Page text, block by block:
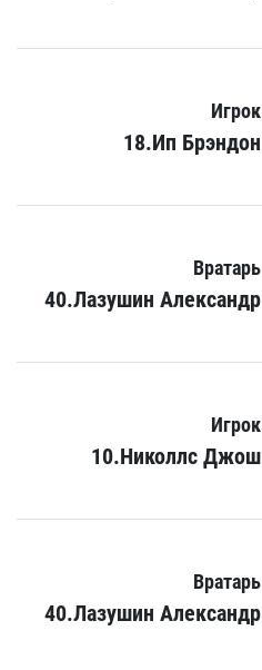
Игрок
18.Ип Брэндон
Вратарь
40.Лазушин Александр
Игрок
10.Николлс Джош
Вратарь
40.Лазушин Александр